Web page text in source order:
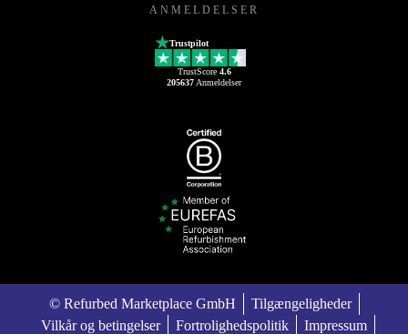
ANMELDELSER
Trustpilot
TrustScore 4.6
205637 Anmeldelser
© Refurbed Marketplace GmbH
Tilgængeligheder
Vilkår og betingelser
Fortrolighedspolitik Impressum